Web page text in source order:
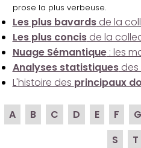
prose la plus verbeuse.
Les plus bavardsde la
Les plus concisde la
Nuage Sémantique: les
Analyses statistiquesdes
L'histoire des principaux
A B C D E F G
S
T